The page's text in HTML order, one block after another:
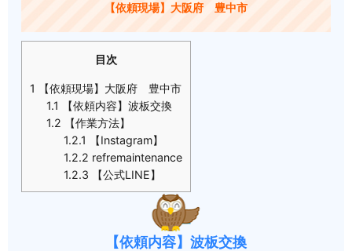
【依頼現場】大阪府 豊中市
目次
1
【依頼現場】大阪府 豊中市
1.1
【依頼内容】波板交換
1.2 【作業方法】
1.2.1
【Instagram】
1.2.2 refremaintenance
1.2.3 【公式LINE】
【依頼内容】波板交換